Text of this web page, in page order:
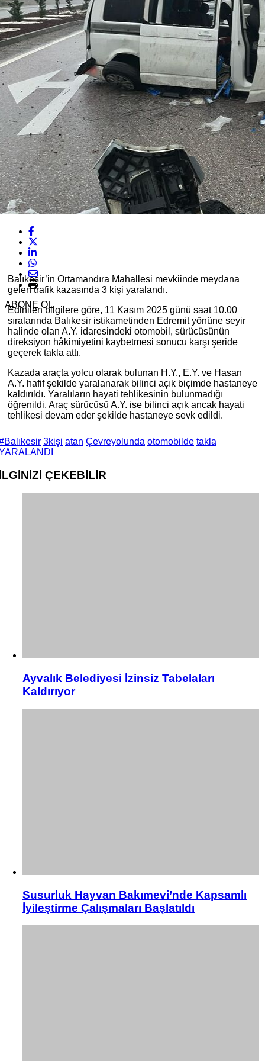
ABONE OL
Balıkesir’in Ortamandıra Mahallesi mevkiinde meydana
gelen trafik kazasında 3 kişi yaralandı.
Edinilen bilgilere göre, 11 Kasım 2025 günü saat 10.00
sıralarında Balıkesir istikametinden Edremit yönüne seyir
halinde olan A.Y. idaresindeki otomobil, sürücüsünün
direksiyon hâkimiyetini kaybetmesi sonucu karşı şeride
geçerek takla attı.
Kazada araçta yolcu olarak bulunan H.Y., E.Y. ve Hasan
A.Y. hafif şekilde yaralanarak bilinci açık biçimde hastaneye
kaldırıldı. Yaralıların hayati tehlikesinin bulunmadığı
öğrenildi. Araç sürücüsü A.Y. ise bilinci açık ancak hayati
tehlikesi devam eder şekilde hastaneye sevk edildi.
3kişi atan Çevreyolunda otomobilde takla
ÇEKEBİLİR
Ayvalık Belediyesi İzinsiz Tabelaları
Kaldırıyor
Susurluk Hayvan Bakımevi’nde Kapsamlı
İyileştirme Çalışmaları Başlatıldı